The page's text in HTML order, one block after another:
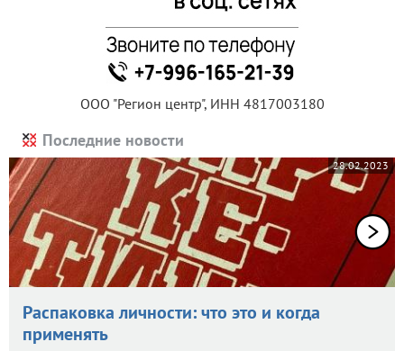
ООО "Регион центр", ИНН 4817003180
Последние новости
28.02.2023
Распаковка личности: что это и когда
применять